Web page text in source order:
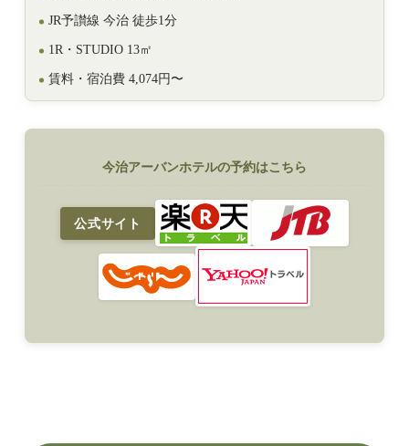
JR予讃線 今治 徒歩1分
1R・STUDIO 13㎡
賃料・宿泊費 4,074円〜
今治アーバンホテルの予約はこちら
公式サイト